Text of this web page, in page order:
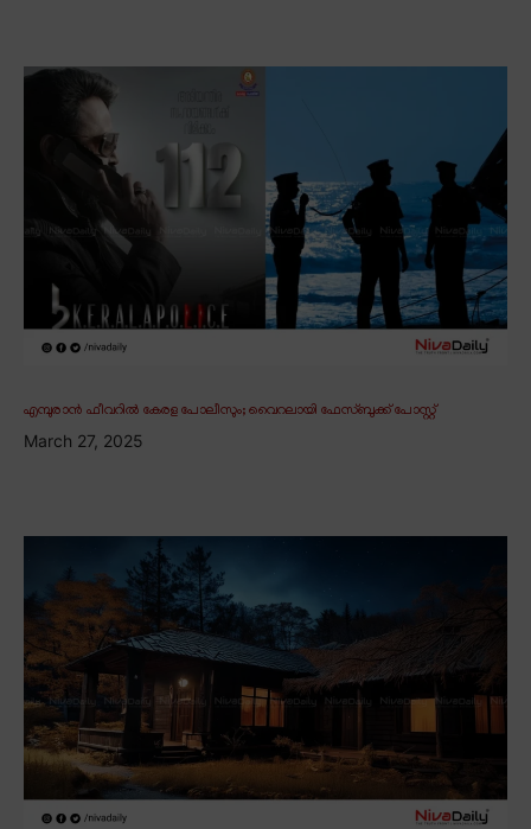
എമ്പുരാൻ ഫീവറിൽ കേരള പോലീസും; വൈറലായി ഫേസ്ബുക്ക് പോസ്റ്റ്
March 27, 2025